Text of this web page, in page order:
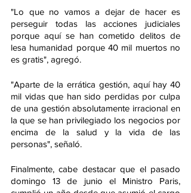
"Lo que no vamos a dejar de hacer es
perseguir todas las acciones judiciales
porque aquí se han cometido delitos de
lesa humanidad porque 40 mil muertos no
es gratis", agregó.
"Aparte de la errática gestión, aquí hay 40
mil vidas que han sido perdidas por culpa
de una gestión absolutamente irracional en
la que se han privilegiado los negocios por
encima de la salud y la vida de las
personas", señaló.
Finalmente, cabe destacar que el pasado
domingo 13 de junio el Ministro Paris,